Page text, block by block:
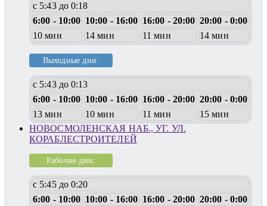
с 5:43 до 0:18
6:00 - 10:00 10:00 - 16:00 16:00 - 20:00 20:00 - 0:00
10 мин
14 мин 11 мин 14 мин
Выходные дни:
с 5:43 до 0:13
6:00 - 10:00 10:00 - 16:00 16:00 - 20:00 20:00 - 0:00
13 мин
10 мин 11 мин
15 мин
НОВОСМОЛЕНСКАЯ НАБ., УГ. УЛ.
КОРАБЛЕСТРОИТЕЛЕЙ
Рабочие дни:
с 5:45 до 0:20
6:00 - 10:00 10:00 - 16:00 16:00 - 20:00 20:00 - 0:00